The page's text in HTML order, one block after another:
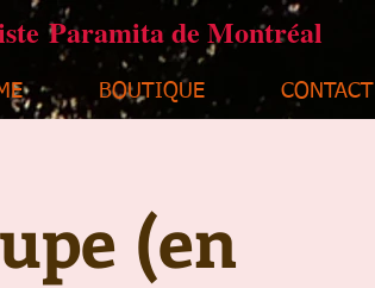
Paramita de Montréal
BOUTIQUE CONTACT
(en